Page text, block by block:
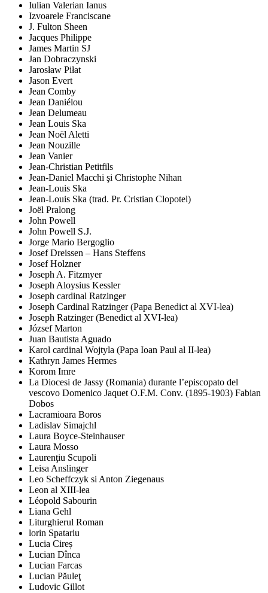
Iulian Valerian Ianus
Izvoarele Franciscane
J. Fulton Sheen
Jacques Philippe
James Martin SJ
Jan Dobraczynski
Jarosław Piłat
Jason Evert
Jean Comby
Jean Daniélou
Jean Delumeau
Jean Louis Ska
Jean Noël Aletti
Jean Nouzille
Jean Vanier
Jean-Christian Petitfils
Jean-Daniel Macchi şi Christophe Nihan
Jean-Louis Ska
Jean-Louis Ska (trad. Pr. Cristian Clopotel)
Joël Pralong
John Powell
John Powell S.J.
Jorge Mario Bergoglio
Josef Dreissen – Hans Steffens
Josef Holzner
Joseph A. Fitzmyer
Joseph Aloysius Kessler
Joseph cardinal Ratzinger
Joseph Cardinal Ratzinger (Papa Benedict al XVI-lea)
Joseph Ratzinger (Benedict al XVI-lea)
József Marton
Juan Bautista Aguado
Karol cardinal Wojtyla (Papa Ioan Paul al II-lea)
Kathryn James Hermes
Korom Imre
La Diocesi de Jassy (Romania) durante l’episcopato del
vescovo Domenico Jaquet O.F.M. Conv. (1895-1903) Fabian
Dobos
Lacramioara Boros
Ladislav Simajchl
Laura Boyce-Steinhauser
Laura Mosso
Laurenţiu Scupoli
Leisa Anslinger
Leo Scheffczyk si Anton Ziegenaus
Leon al XIII-lea
Léopold Sabourin
Liana Gehl
Liturghierul Roman
lorin Spatariu
Lucia Cireș
Lucian Dînca
Lucian Farcas
Lucian Păuleţ
Ludovic Gillot